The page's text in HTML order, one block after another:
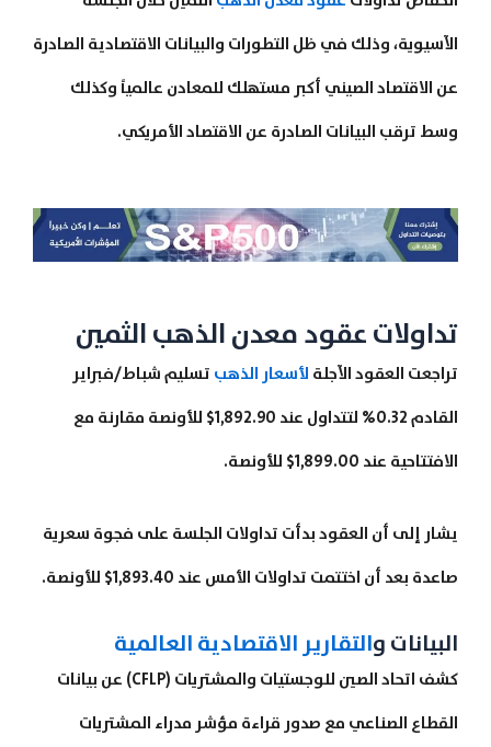
الآسيوية، وذلك في ظل التطورات والبيانات الاقتصادية الصادرة
عن الاقتصاد الصيني أكبر مستهلك للمعادن عالمياً وكذلك
وسط ترقب البيانات الصادرة عن الاقتصاد الأمريكي.
تداولات عقود معدن الذهب الثمين
تراجعت العقود الآجلة لأسعار الذهب تسليم شباط/فبراير
القادم 0.32% لتتداول عند 1,892.90$ للأونصة مقارنة مع
الافتتاحية عند 1,899.00$ للأونصة.
يشار إلى أن العقود بدأت تداولات الجلسة على فجوة سعرية
صاعدة بعد أن اختتمت تداولات الأمس عند 1,893.40$ للأونصة.
البيانات والتقارير الاقتصادية العالمية
كشف اتحاد الصين للوجستيات والمشتريات (CFLP) عن بيانات
القطاع الصناعي مع صدور قراءة مؤشر مدراء المشتريات